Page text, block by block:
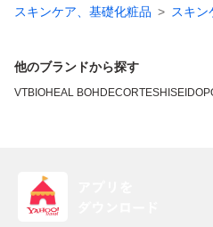
スキンケア、基礎化粧品
スキン
他のブランドから探す
VTBIOHEAL BOH DECORTESHISEIDO